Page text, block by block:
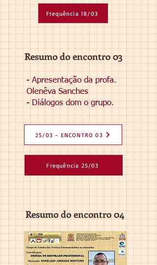
Frequência 18/03
Resumo do encontro 03
- Apresentação da profa.
Olenêva Sanches
- Diálogos dom o grupo.
25/03 - ENCONTRO 03
Frequência 25/03
Resumo do encontro 04